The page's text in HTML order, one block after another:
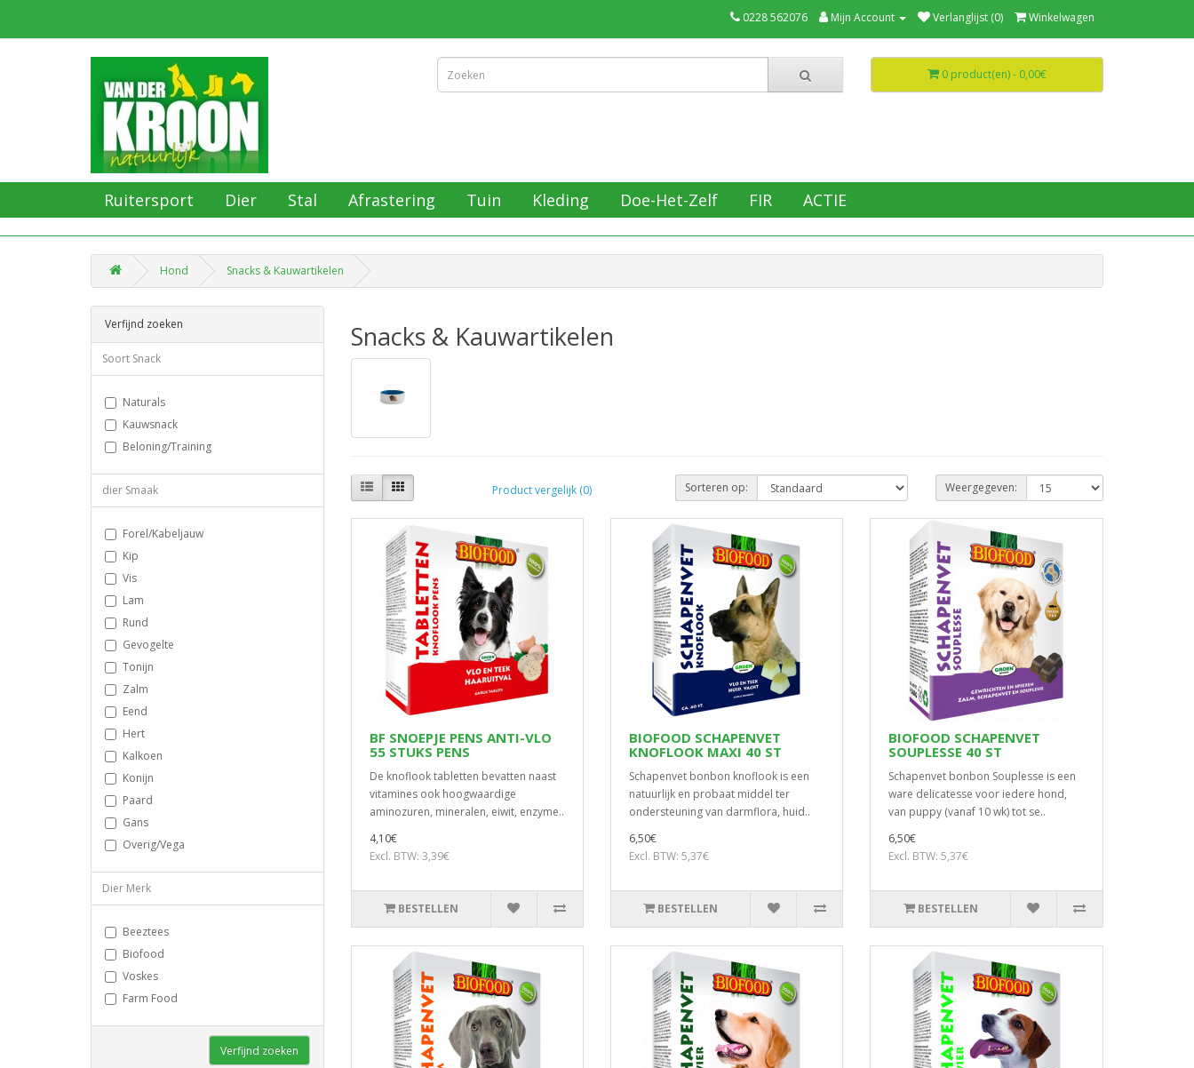
0228 562076 Mijn Account Verlanglijst (0) Winkelwagen
0 product(en) - 0,00€
Ruitersport Dier Stal Afrastering Tuin Kleding Doe-Het-Zelf FIR ACTIE
Hond Snacks & Kauwartikelen
Verfijnd zoeken
Soort Snack
Naturals
Kauwsnack
Beloning/Training
dier Smaak
Forel/Kabeljauw
Kip
Vis
Lam
Rund
Gevogelte
Tonijn
Zalm
Eend
Hert
Kalkoen
Konijn
Paard
Gans
Overig/Vega
Dier Merk
Beeztees
Biofood
Voskes
Farm Food
Verfijnd zoeken
Snacks & Kauwartikelen
Product vergelijk (0) Sorteren op: Weergegeven:
BF SNOEPJE PENS ANTI-VLO
55 STUKS PENS
De knoflook tabletten bevatten naast
vitamines ook hoogwaardige
aminozuren, mineralen, eiwit, enzyme..
4,10€
Excl. BTW: 3,39€
BESTELLEN
BIOFOOD SCHAPENVET
KNOFLOOK MAXI 40 ST
Schapenvet bonbon knoflook is een
natuurlijk en probaat middel ter
ondersteuning van darmflora, huid..
6,50€
Excl. BTW: 5,37€
BESTELLEN
BIOFOOD SCHAPENVET
SOUPLESSE 40 ST
Schapenvet bonbon Souplesse is een
ware delicatesse voor iedere hond,
van puppy (vanaf 10 wk) tot se..
6,50€
Excl. BTW: 5,37€
BESTELLEN